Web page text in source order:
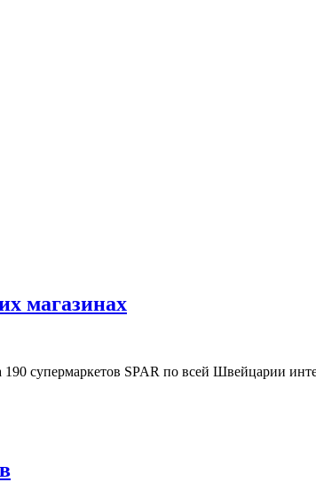
магазинах
супермаркетов SPAR по всей Швейцарии